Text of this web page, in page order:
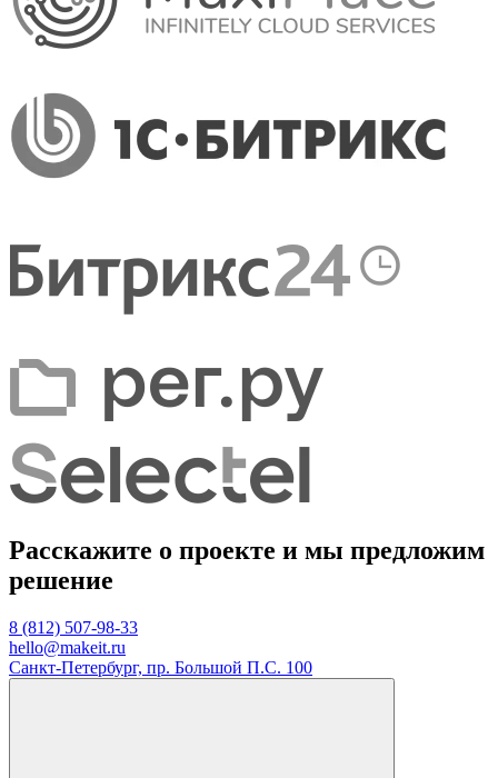
Расскажите о проекте и мы предложим
решение
8 (812) 507-98-33
hello@makeit.ru
Санкт-Петербург, пр. Большой П.С. 100